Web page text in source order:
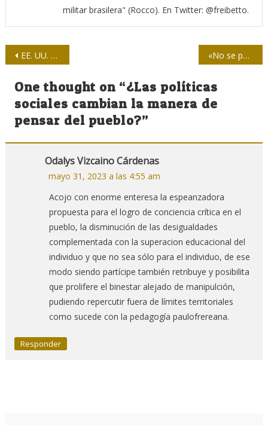
militar brasilera" (Rocco). En Twitter: @freibetto.
Navegación
de
entradas
EE. UU. y su deuda: economías emergentes podrían estar en riesgo «No se puede ser decolonial sin ser antimperialista»
One thought on “¿Las políticas
sociales cambian la manera de
pensar del pueblo?”
Odalys Vizcaino Cárdenas
mayo 31, 2023 a las 4:55 am
Acojo con enorme enteresa la espeanzadora
propuesta para el logro de conciencia crítica en el
pueblo, la disminución de las desigualdades
complementada con la superacion educacional del
individuo y que no sea sólo para el individuo, de ese
modo siendo partícipe también retribuye y posibilita
que prolifere el binestar alejado de manipulción,
pudiendo repercutir fuera de límites territoriales
como sucede con la pedagogía paulofrereana.
Responder